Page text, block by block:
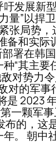
发展新
量”以捍
张局势
和实际
署在韩国
“其主
对势力
对的军
2023
一颗军
的，这
。 朝中